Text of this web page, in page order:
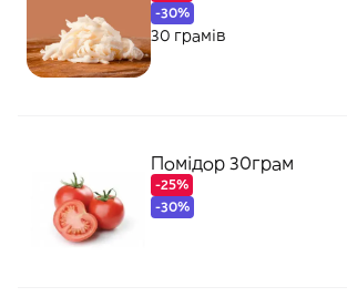
-30%
30 грамів
Помідор 30грам
-25%
-30%